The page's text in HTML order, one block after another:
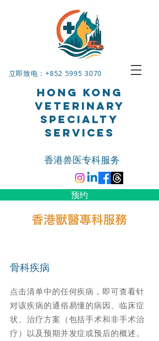
立即致电：+852 5995 3070
HONG KONG
VETERINARY
SPECIALTY
SERVICES
香港兽医专科服务
预约
骨科疾病
点击清单中的任何疾病，即可查看针
对该疾病的通俗易懂的病因、临床症
状、治疗方案（包括手术和非手术治
疗）以及预期并发症或预后的概述。